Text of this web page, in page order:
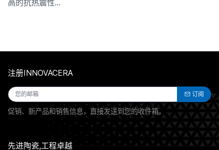
高的抗热震性…
注册INNOVACERA
订阅
促销、新产品和销售信息，直接发送到您的收件箱。
先进陶瓷,工程卓越